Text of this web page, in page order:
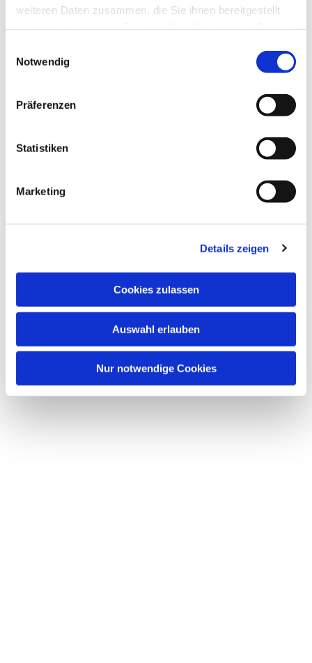
weiteren Daten zusammen, die Sie ihnen bereitgestellt
Notwendig
Präferenzen
Statistiken
Marketing
Details zeigen
Cookies zulassen
Auswahl erlauben
Nur notwendige Cookies
Dies könnte Sie auch
interessieren